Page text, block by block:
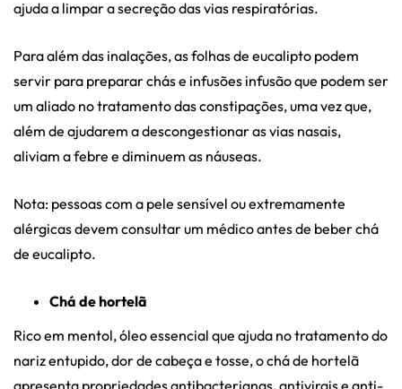
ajuda a limpar a secreção das vias respiratórias.
Para além das inalações, as folhas de eucalipto podem
servir para preparar chás e infusões infusão que podem ser
um aliado no tratamento das constipações, uma vez que,
além de ajudarem a descongestionar as vias nasais,
aliviam a febre e diminuem as náuseas.
Nota: pessoas com a pele sensível ou extremamente
alérgicas devem consultar um médico antes de beber chá
de eucalipto.
Chá de hortelã
Rico em mentol, óleo essencial que ajuda no tratamento do
nariz entupido, dor de cabeça e tosse, o chá de hortelã
apresenta propriedades antibacterianas, antivirais e anti-